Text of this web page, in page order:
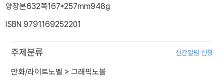
양장본632쪽167*257mm948g
ISBN 9791169252201
주제분류 신간알림 신청
만화/라이트노벨 > 그래픽노블